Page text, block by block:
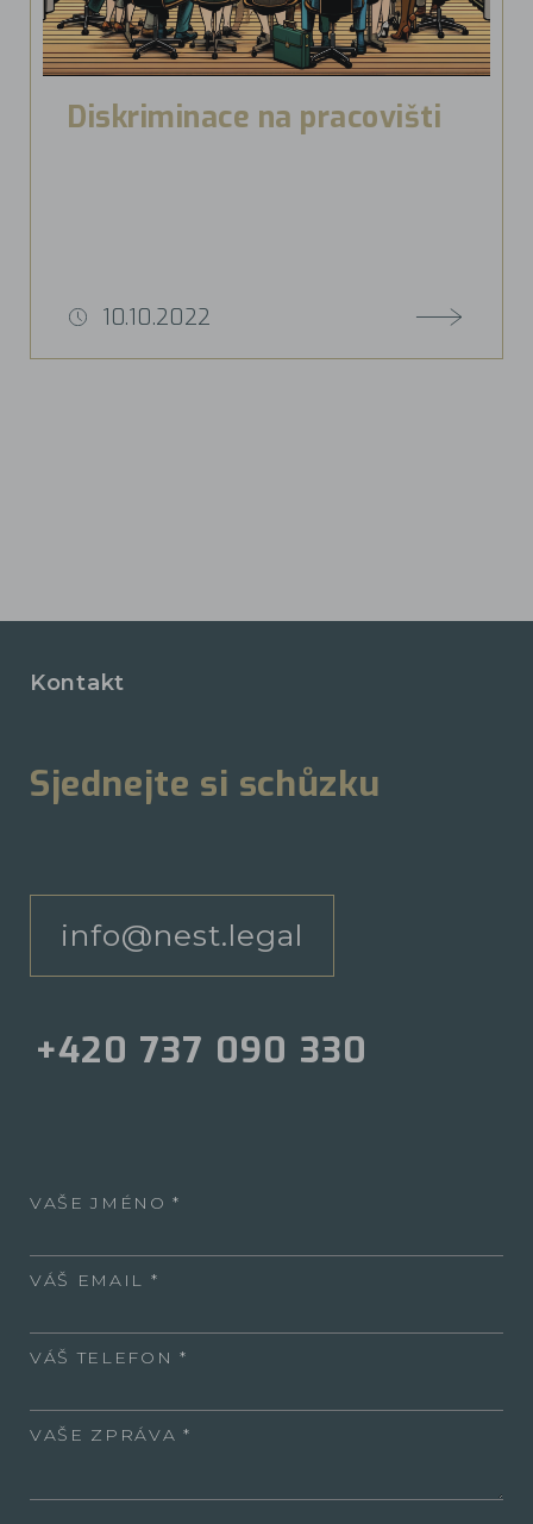
Diskriminace na pracovišti
10.10.2022
Kontakt
Sjednejte si schůzku
info@nest.legal
+420 737 090 330
VAŠE JMÉNO
VÁŠ EMAIL
VÁŠ TELEFON
VAŠE ZPRÁVA